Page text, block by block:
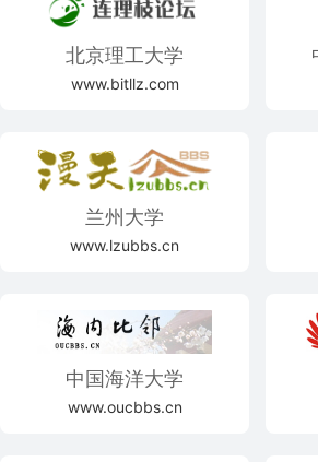
北京理工大学
www.bitllz.com
兰州大学
www.lzubbs.cn
中国海洋大学
www.oucbbs.cn